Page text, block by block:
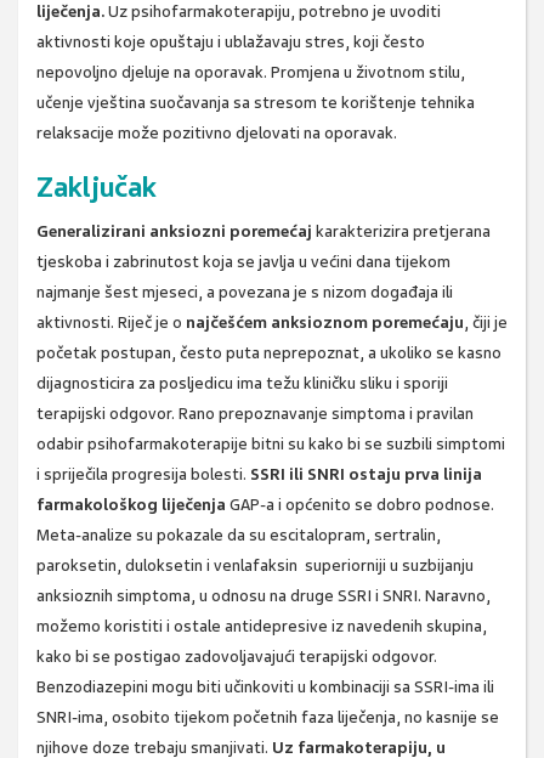
liječenja.Uz psihofarmakoterapiju, potrebno je uvoditi
aktivnosti koje opuštaju i ublažavaju stres, koji često
nepovoljno djeluje na oporavak. Promjena u životnom stilu,
učenje vještina suočavanja sa stresom te korištenje tehnika
relaksacije može pozitivno djelovati na oporavak.
Zaključak
Generalizirani anksiozni poremećaj karakterizira pretjerana
tjeskoba i zabrinutost koja se javlja u većini dana tijekom
najmanje šest mjeseci, a povezana je s nizom događaja ili
aktivnosti. Riječ je o najčešćem anksioznom poremećaju, čiji je
početak postupan, često puta neprepoznat, a ukoliko se kasno
dijagnosticira za posljedicu ima težu kliničku sliku i sporiji
terapijski odgovor. Rano prepoznavanje simptoma i pravilan
odabir psihofarmakoterapije bitni su kako bi se suzbili simptomi
i spriječila progresija bolesti. SSRI ili SNRI ostaju prva linija
farmakološkog liječenja GAP-a i općenito se dobro podnose.
Meta-analize su pokazale da su escitalopram, sertralin,
paroksetin, duloksetin i venlafaksin superiorniji u suzbijanju
anksioznih simptoma, u odnosu na druge SSRI i SNRI. Naravno,
možemo koristiti i ostale antidepresive iz navedenih skupina,
kako bi se postigao zadovoljavajući terapijski odgovor.
Benzodiazepini mogu biti učinkoviti u kombinaciji sa SSRI-ima ili
SNRI-ima, osobito tijekom početnih faza liječenja, no kasnije se
njihove doze trebaju smanjivati. Uz farmakoterapiju, u